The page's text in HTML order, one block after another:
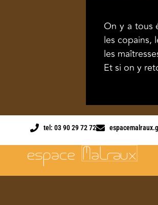
On y a tous
les copains,
les
Et si on y
tel: 03 90 29 72 72